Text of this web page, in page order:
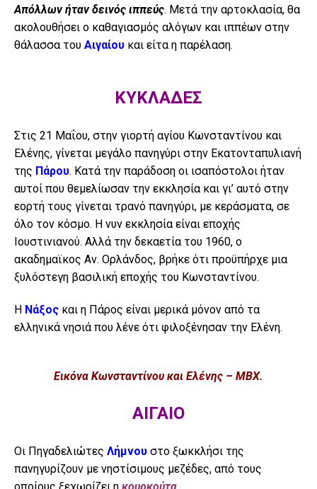
Απόλλων ήταν δεινός ιππεύς. Μετά την αρτοκλασία, θα
ακολουθήσει ο καθαγιασμός αλόγων και ιππέων στην
θάλασσα του Αιγαίου και είτα η παρέλαση.
ΚΥΚΛΑΔΕΣ
Στις 21 Μαΐου, στην γιορτή αγίου Κωνσταντίνου και
Ελένης, γίνεται μεγάλο πανηγύρι στην Εκατονταπυλιανή
της Πάρου. Κατά την παράδοση οι ισαπόστολοι ήταν
αυτοί που θεμελίωσαν την εκκλησία και γι’ αυτό στην
εορτή τους γίνεται τρανό πανηγύρι, με κεράσματα, σε
όλο τον κόσμο. Η νυν εκκλησία είναι εποχής
Ιουστινιανού. Αλλά την δεκαετία του 1960, ο
ακαδημαϊκος Αν. Ορλάνδος, βρήκε ότι προϋπήρχε μια
ξυλόστεγη βασιλική εποχής του Κωνσταντίνου.
Η Νάξος και η Πάρος είναι μερικά μόνον από τα
ελληνικά νησιά που λένε ότι φιλοξένησαν την Ελένη.
Εικόνα Κωνσταντίνου και Ελένης – MBX.
ΑΙΓΑΙΟ
Οι Πηγαδελιώτες Λήμνου στο ξωκκλήσι της
πανηγυρίζουν με νηστίσιμους μεζέδες, από τους